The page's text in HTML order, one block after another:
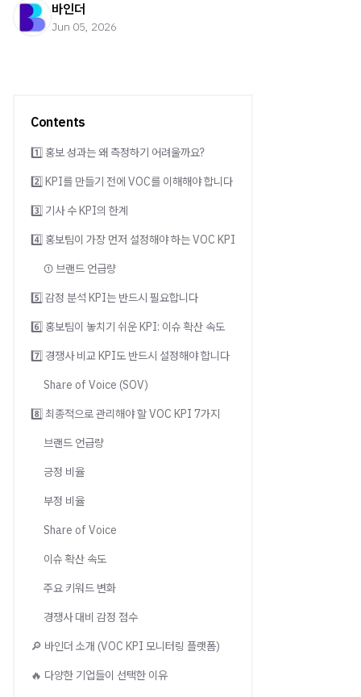
바인더
Jun 05, 2026
Contents
1️⃣ 홍보 성과는 왜 측정하기 어려울까요?
2️⃣ KPI를 만들기 전에 VOC를 이해해야 합니다
3️⃣ 기사 수 KPI의 한계
4️⃣ 홍보팀이 가장 먼저 설정해야 하는 VOC KPI
① 브랜드 언급량
5️⃣ 감정 분석 KPI는 반드시 필요합니다
6️⃣ 홍보팀이 놓치기 쉬운 KPI: 이슈 확산 속도
7️⃣ 경쟁사 비교 KPI도 반드시 설정해야 합니다
Share of Voice (SOV)
8️⃣ 최종적으로 관리해야 할 VOC KPI 7가지
브랜드 언급량
긍정 비율
부정 비율
Share of Voice
이슈 확산 속도
주요 키워드 변화
경쟁사 대비 감정 점수
🔎 바인더 소개 (VOC KPI 모니터링 플랫폼)
🔥 다양한 기업들이 선택한 이유